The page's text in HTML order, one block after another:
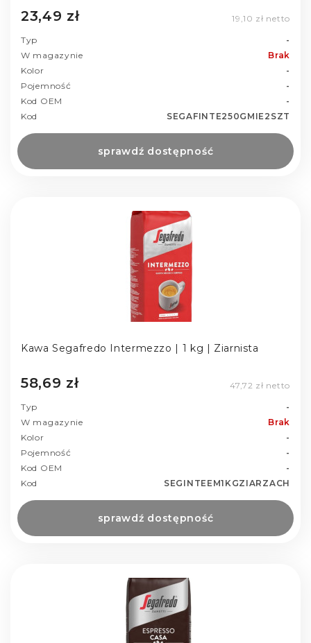
23,49 zł 19,10 zł netto
Typ
-
W magazynie
Brak
Kolor
-
Pojemność
-
Kod OEM
-
Kod
SEGAFINTE250GMIE2SZT
sprawdź dostępność
Kawa Segafredo Intermezzo | 1 kg | Ziarnista
58,69 zł 47,72 zł netto
Typ
-
W magazynie
Brak
Kolor
-
Pojemność
-
Kod OEM
-
Kod
SEGINTEEM1KGZIARZACH
sprawdź dostępność